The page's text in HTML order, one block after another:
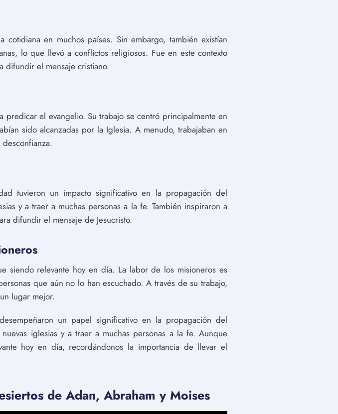
en muchos países. Sin embargo, también existían
lo que llevó a conflictos religiosos. Fue en este contexto
difundir el mensaje cristiano.
el evangelio. Su trabajo se centró principalmente en
sido alcanzadas por la Iglesia. A menudo, trabajaban en
tuvieron un impacto significativo en la propagación del
y a traer a muchas personas a la fe. También inspiraron a
difundir el mensaje de Jesucristo.
siendo relevante hoy en día. La labor de los misioneros es
que aún no lo han escuchado. A través de su trabajo,
lugar mejor.
un papel significativo en la propagación del
iglesias y a traer a muchas personas a la fe. Aunque
hoy en día, recordándonos la importancia de llevar el
de Adan, Abraham y Moises